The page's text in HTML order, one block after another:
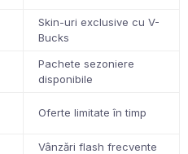
Skin-uri exclusive cu V-
Bucks
Pachete sezoniere
disponibile
Oferte limitate în timp
Vânzări flash frecvente